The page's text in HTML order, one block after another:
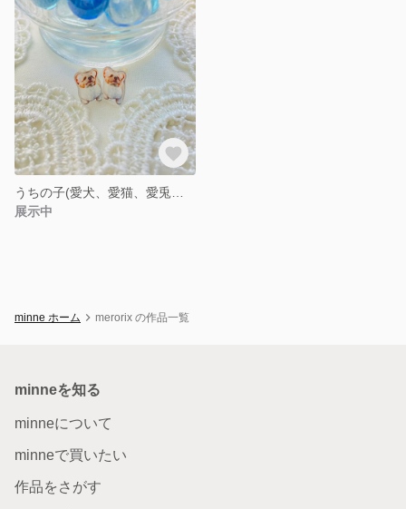
展示中
minne ホーム merorix の作品一覧
minneを知る
minneについて
minneで買いたい
作品をさがす